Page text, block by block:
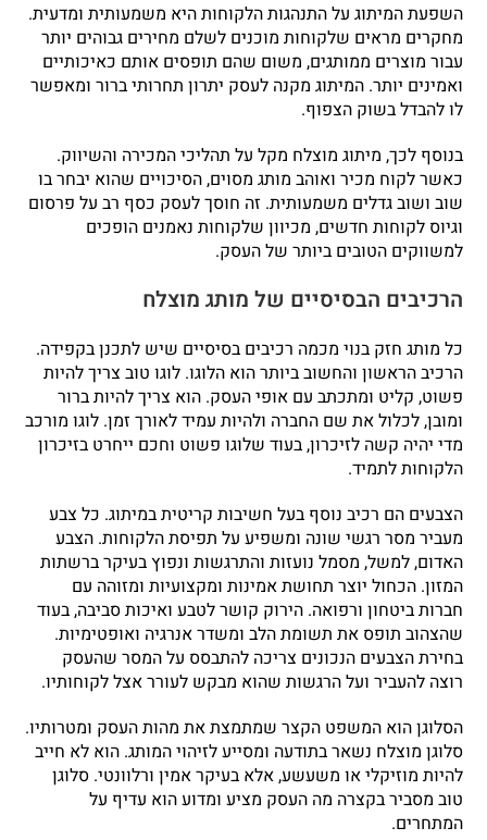
השפעת המיתוג על התנהגות הלקוחות היא משמעותית ומדעית.
מחקרים מראים שלקוחות מוכנים לשלם מחירים גבוהים יותר
עבור מוצרים ממותגים, משום שהם תופסים אותם כאיכותיים
ואמינים יותר. המיתוג מקנה לעסק יתרון תחרותי ברור ומאפשר
לו להבדל בשוק הצפוף.
בנוסף לכך, מיתוג מוצלח מקל על תהליכי המכירה והשיווק.
כאשר לקוח מכיר ואוהב מותג מסוים, הסיכויים שהוא יבחר בו
שוב ושוב גדלים משמעותית. זה חוסך לעסק כסף רב על פרסום
וגיוס לקוחות חדשים, מכיוון שלקוחות נאמנים הופכים
למשווקים הטובים ביותר של העסק.
הרכיבים הבסיסיים של מותג מוצלח
כל מותג חזק בנוי מכמה רכיבים בסיסיים שיש לתכנן בקפידה.
הרכיב הראשון והחשוב ביותר הוא הלוגו. לוגו טוב צריך להיות
פשוט, קליט ומתכתב עם אופי העסק. הוא צריך להיות ברור
ומובן, לכלול את שם החברה ולהיות עמיד לאורך זמן. לוגו מורכב
מדי יהיה קשה לזיכרון, בעוד שלוגו פשוט וחכם ייחרט בזיכרון
הלקוחות לתמיד.
הצבעים הם רכיב נוסף בעל חשיבות קריטית במיתוג. כל צבע
מעביר מסר רגשי שונה ומשפיע על תפיסת הלקוחות. הצבע
האדום, למשל, מסמל נועזות והתרגשות ונפוץ בעיקר ברשתות
המזון. הכחול יוצר תחושת אמינות ומקצועיות ומזוהה עם
חברות ביטחון ורפואה. הירוק קושר לטבע ואיכות סביבה, בעוד
שהצהוב תופס את תשומת הלב ומשדר אנרגיה ואופטימיות.
בחירת הצבעים הנכונים צריכה להתבסס על המסר שהעסק
רוצה להעביר ועל הרגשות שהוא מבקש לעורר אצל לקוחותיו.
הסלוגן הוא המשפט הקצר שמתמצת את מהות העסק ומטרותיו.
סלוגן מוצלח נשאר בתודעה ומסייע לזיהוי המותג. הוא לא חייב
להיות מוזיקלי או משעשע, אלא בעיקר אמין ורלוונטי. סלוגן
טוב מסביר בקצרה מה העסק מציע ומדוע הוא עדיף על
המתחרים.